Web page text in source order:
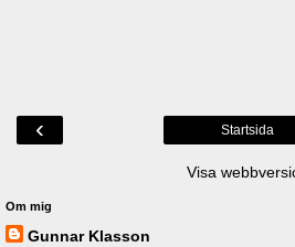
‹ Startsida
Visa
Om mig
Gunnar Klasson